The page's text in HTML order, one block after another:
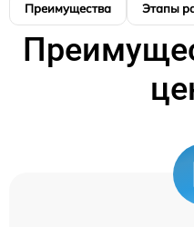
Преимущества Этапы